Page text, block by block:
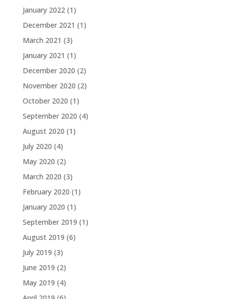
January 2022(1)
December 2021 (1)
March 2021 (3)
January 2021 (1)
December 2020 (2)
November 2020 (2)
October 2020 (1)
September 2020 (4)
August 2020 (1)
July 2020 (4)
May 2020 (2)
March 2020 (3)
February 2020 (1)
January 2020 (1)
September 2019 (1)
August 2019 (6)
July 2019 (3)
June 2019 (2)
May 2019 (4)